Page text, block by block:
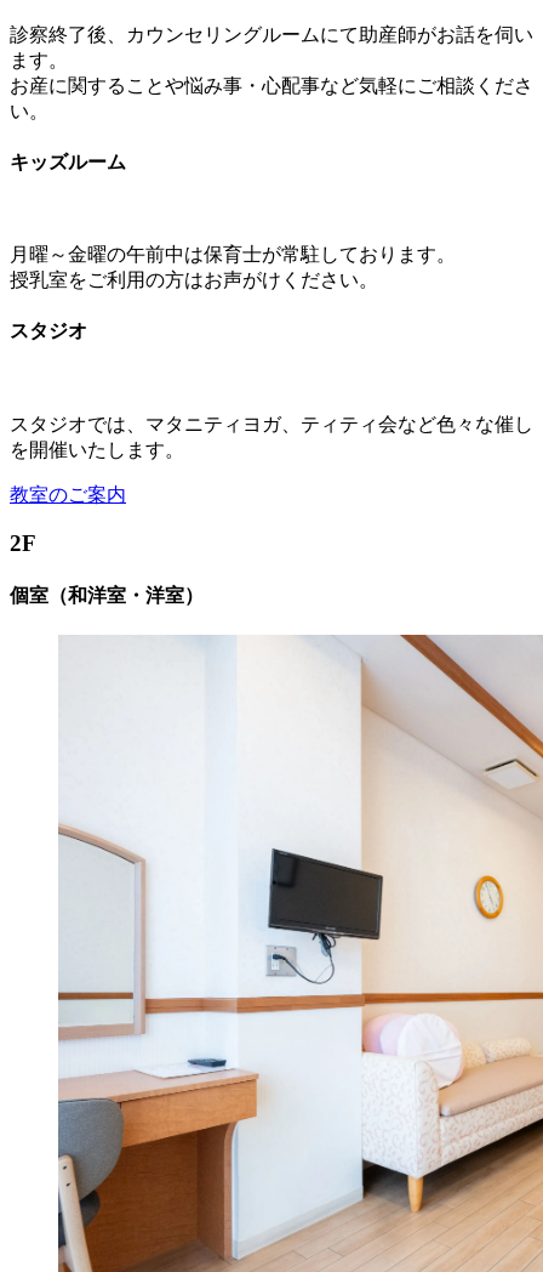
診察終了後、カウンセリングルームにて助産師がお話を伺い
ます。
お産に関することや悩み事・心配事など気軽にご相談くださ
い。
キッズルーム
月曜～金曜の午前中は保育士が常駐しております。
授乳室をご利用の方はお声がけください。
スタジオ
スタジオでは、マタニティヨガ、ティティ会など色々な催し
を開催いたします。
教室のご案内
2F
個室（和洋室・洋室）